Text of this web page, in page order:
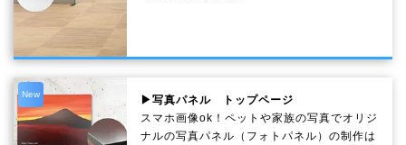
New
▶写真パネル トップページ
スマホ画像ok！ペットや家族の写真でオリジ
ナルの写真パネル（フォトパネル）の制作は